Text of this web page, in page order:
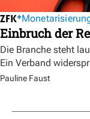
Einbruch der
Die Branche steht
Ein Verband
Pauline Faust